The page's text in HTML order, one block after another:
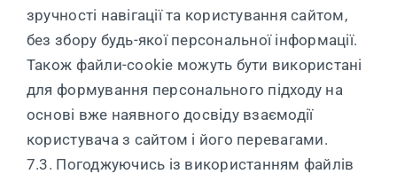
зручності навігації та користування сайтом,
без збору будь-якої персональної інформації.
Також файли-cookie можуть бути використані
для формування персонального підходу на
основі вже наявного досвіду взаємодії
користувача з сайтом і його перевагами.
7.3. Погоджуючись із використанням файлів